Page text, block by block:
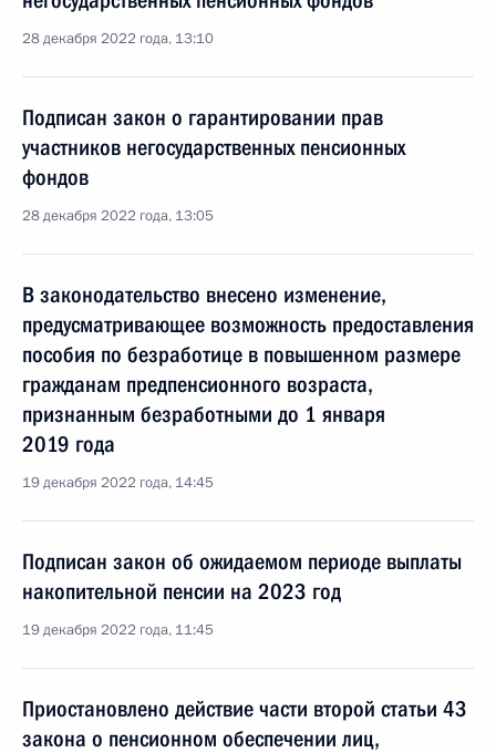
28 декабря 2022 года, 13:10
Подписан закон о гарантировании прав
участников негосударственных пенсионных
фондов
28 декабря 2022 года, 13:05
В законодательство внесено изменение,
предусматривающее возможность предоставления
пособия по безработице в повышенном размере
гражданам предпенсионного возраста,
признанным безработными до 1 января
2019 года
19 декабря 2022 года, 14:45
Подписан закон об ожидаемом периоде выплаты
накопительной пенсии на 2023 год
19 декабря 2022 года, 11:45
Приостановлено действие части второй статьи 43
закона о пенсионном обеспечении лиц,